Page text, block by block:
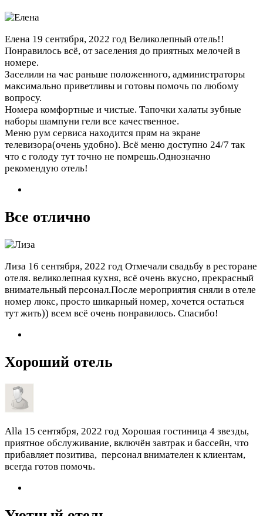
Елена 19 сентября, 2022 год Великолепный отель!!
Понравилось всё, от заселения до приятных мелочей в
номере.
Заселили на час раньше положенного, администраторы
максимально приветливы и готовы помочь по любому
вопросу.
Номера комфортные и чистые. Тапочки халаты зубные
наборы шампуни гели все качественное.
Меню рум сервиса находится прям на экране
телевизора(очень удобно). Всё меню доступно 24/7 так
что с голоду тут точно не помрешь.Однозначно
рекомендую отель!
Все отлично
Лиза 16 сентября, 2022 год Отмечали свадьбу в ресторане
отеля. великолепная кухня, всё очень вкусно, прекрасный
внимательный персонал.После мероприятия сняли в отеле
номер люкс, просто шикарный номер, хочется остаться
тут жить)) всем всё очень понравилось. Спасибо!
Хороший отель
Alla 15 сентября, 2022 год Хорошая гостиница 4 звезды,
приятное обслуживание, включён завтрак и бассейн, что
прибавляет позитива, персонал внимателен к клиентам,
всегда готов помочь.